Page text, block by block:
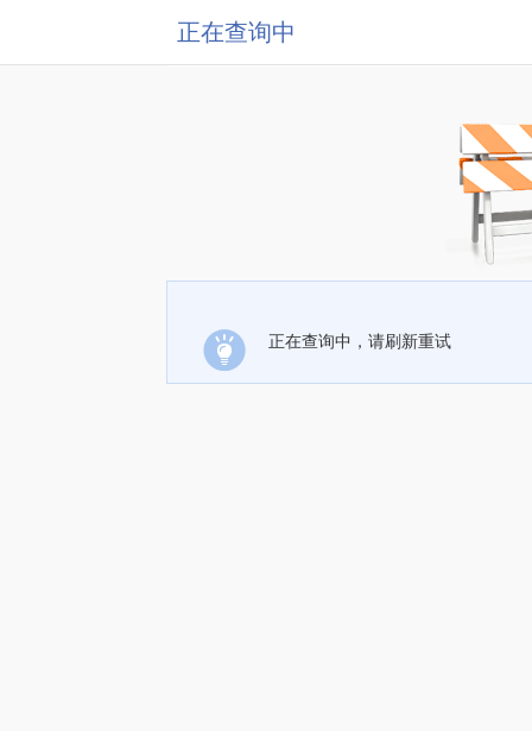
正在查询中
正在查询中，请刷新重试